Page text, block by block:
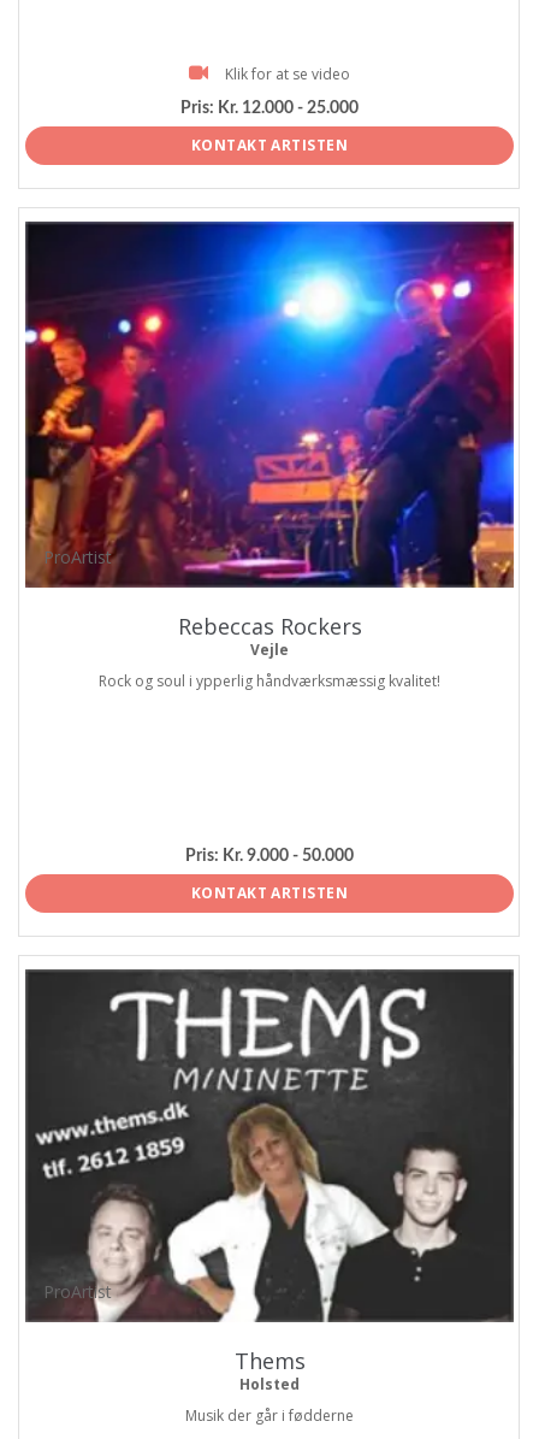
Klik for at se video
Pris: Kr. 12.000 - 25.000
KONTAKT ARTISTEN
ProArtist
Rebeccas Rockers
Vejle
Rock og soul i ypperlig håndværksmæssig kvalitet!
Pris: Kr. 9.000 - 50.000
KONTAKT ARTISTEN
ProArtist
Thems
Holsted
Musik der går i fødderne